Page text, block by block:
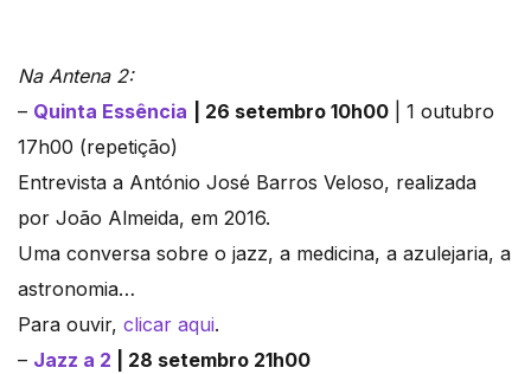
Na Antena 2:
– Quinta Essência | 26 setembro 10h00 | 1 outubro
17h00 (repetição)
Entrevista a António José Barros Veloso, realizada
por João Almeida, em 2016.
Uma conversa sobre o jazz, a medicina, a azulejaria, a
astronomia…
Para ouvir, clicar aqui.
– Jazz a 2 | 28 setembro 21h00